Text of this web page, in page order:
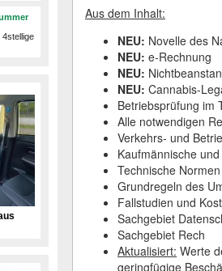
Aus dem Inhalt:
NEU: Novelle des
NEU: e-Rechnung
NEU:
NEU: Cannabis-
Betriebsprüfung im
Alle notwendigen
Verkehrs- und
Kaufmännische
Technische
Grundregeln des
Fallstudien und
Sachgebiet
Sachgebiet Rech
Aktualisiert: Werte
geringfügige